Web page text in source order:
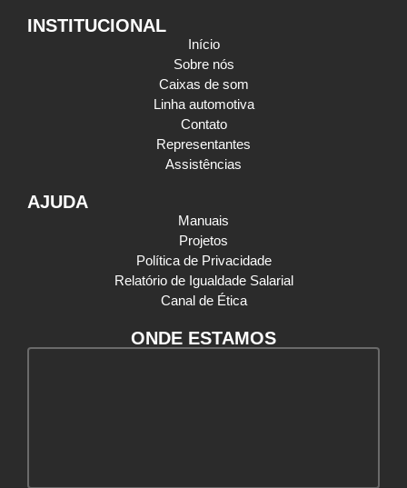
INSTITUCIONAL
Início
Sobre nós
Caixas de som
Linha automotiva
Contato
Representantes
Assistências
AJUDA
Manuais
Projetos
Política de Privacidade
Relatório de Igualdade Salarial
Canal de Ética
ONDE ESTAMOS